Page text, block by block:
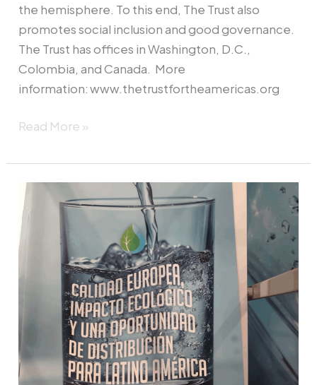
the hemisphere. To this end, The Trust also
promotes social inclusion and good governance.
The Trust has offices in Washington, D.C.,
Colombia, and Canada. More
information: www.thetrustfortheamericas.org
Read More »
AquaTech:
innovación
y
compromiso
en
México